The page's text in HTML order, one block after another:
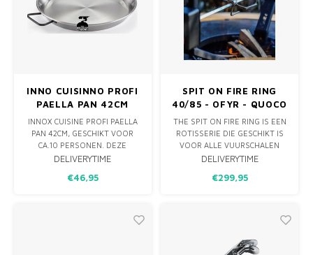
INNO CUISINNO PROFI
PAELLA PAN 42CM
INNOX CUISINE PROFI PAELLA
PAN 42CM, GESCHIKT VOOR
CA.10 PERSONEN. DEZE
DEGELIJKE PAELLA PAN HEEFT
REGULIERE PANNEN.
OP INDUCTIE TE GEBRUIKEN.
DELIVERYTIME
€46,95
SPIT ON FIRE RING
40/85 - OFYR - QUOCO
THE SPIT ON FIRE RING IS EEN
ROTISSERIE DIE GESCHIKT IS
VOOR ALLE VUURSCHALEN
MET EEN BUITEN DIAMETER
DIAMETER VAN 40 CM. DE
RING EN RVS GEPOEDERCOATE
DELIVERYTIME
€299,95